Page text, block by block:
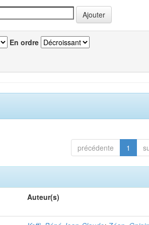
En ordre
précédente 1
Auteur(s)